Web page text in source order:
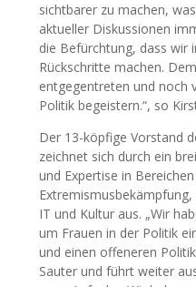
sichtbarer zu machen,
aktueller Diskussionen
die Befürchtung, dass wir
Rückschritte machen.
entgegentreten und noch
Politik begeistern.“, so
Der 13-köpfige Vorstand
zeichnet sich durch ein
und Expertise in
IT und Kultur aus. „Wir
um Frauen in der Politik
und einen offeneren
Sauter und führt weiter